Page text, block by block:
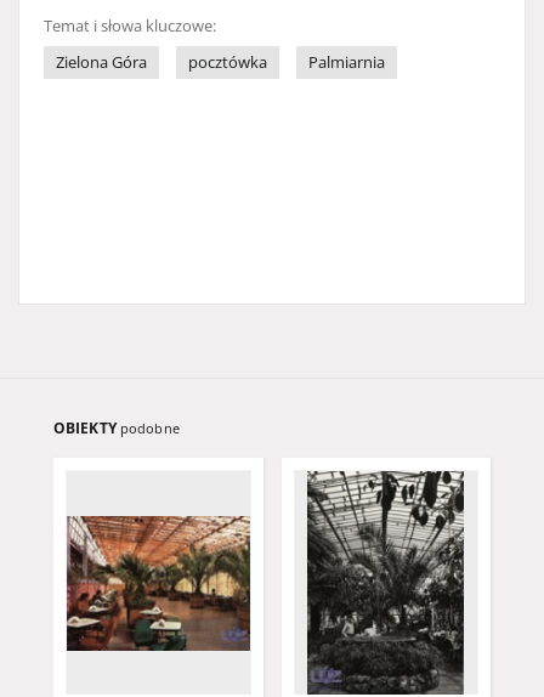
Temat i słowa kluczowe:
Zielona Góra
pocztówka Palmiarnia
OBIEKTY podobne